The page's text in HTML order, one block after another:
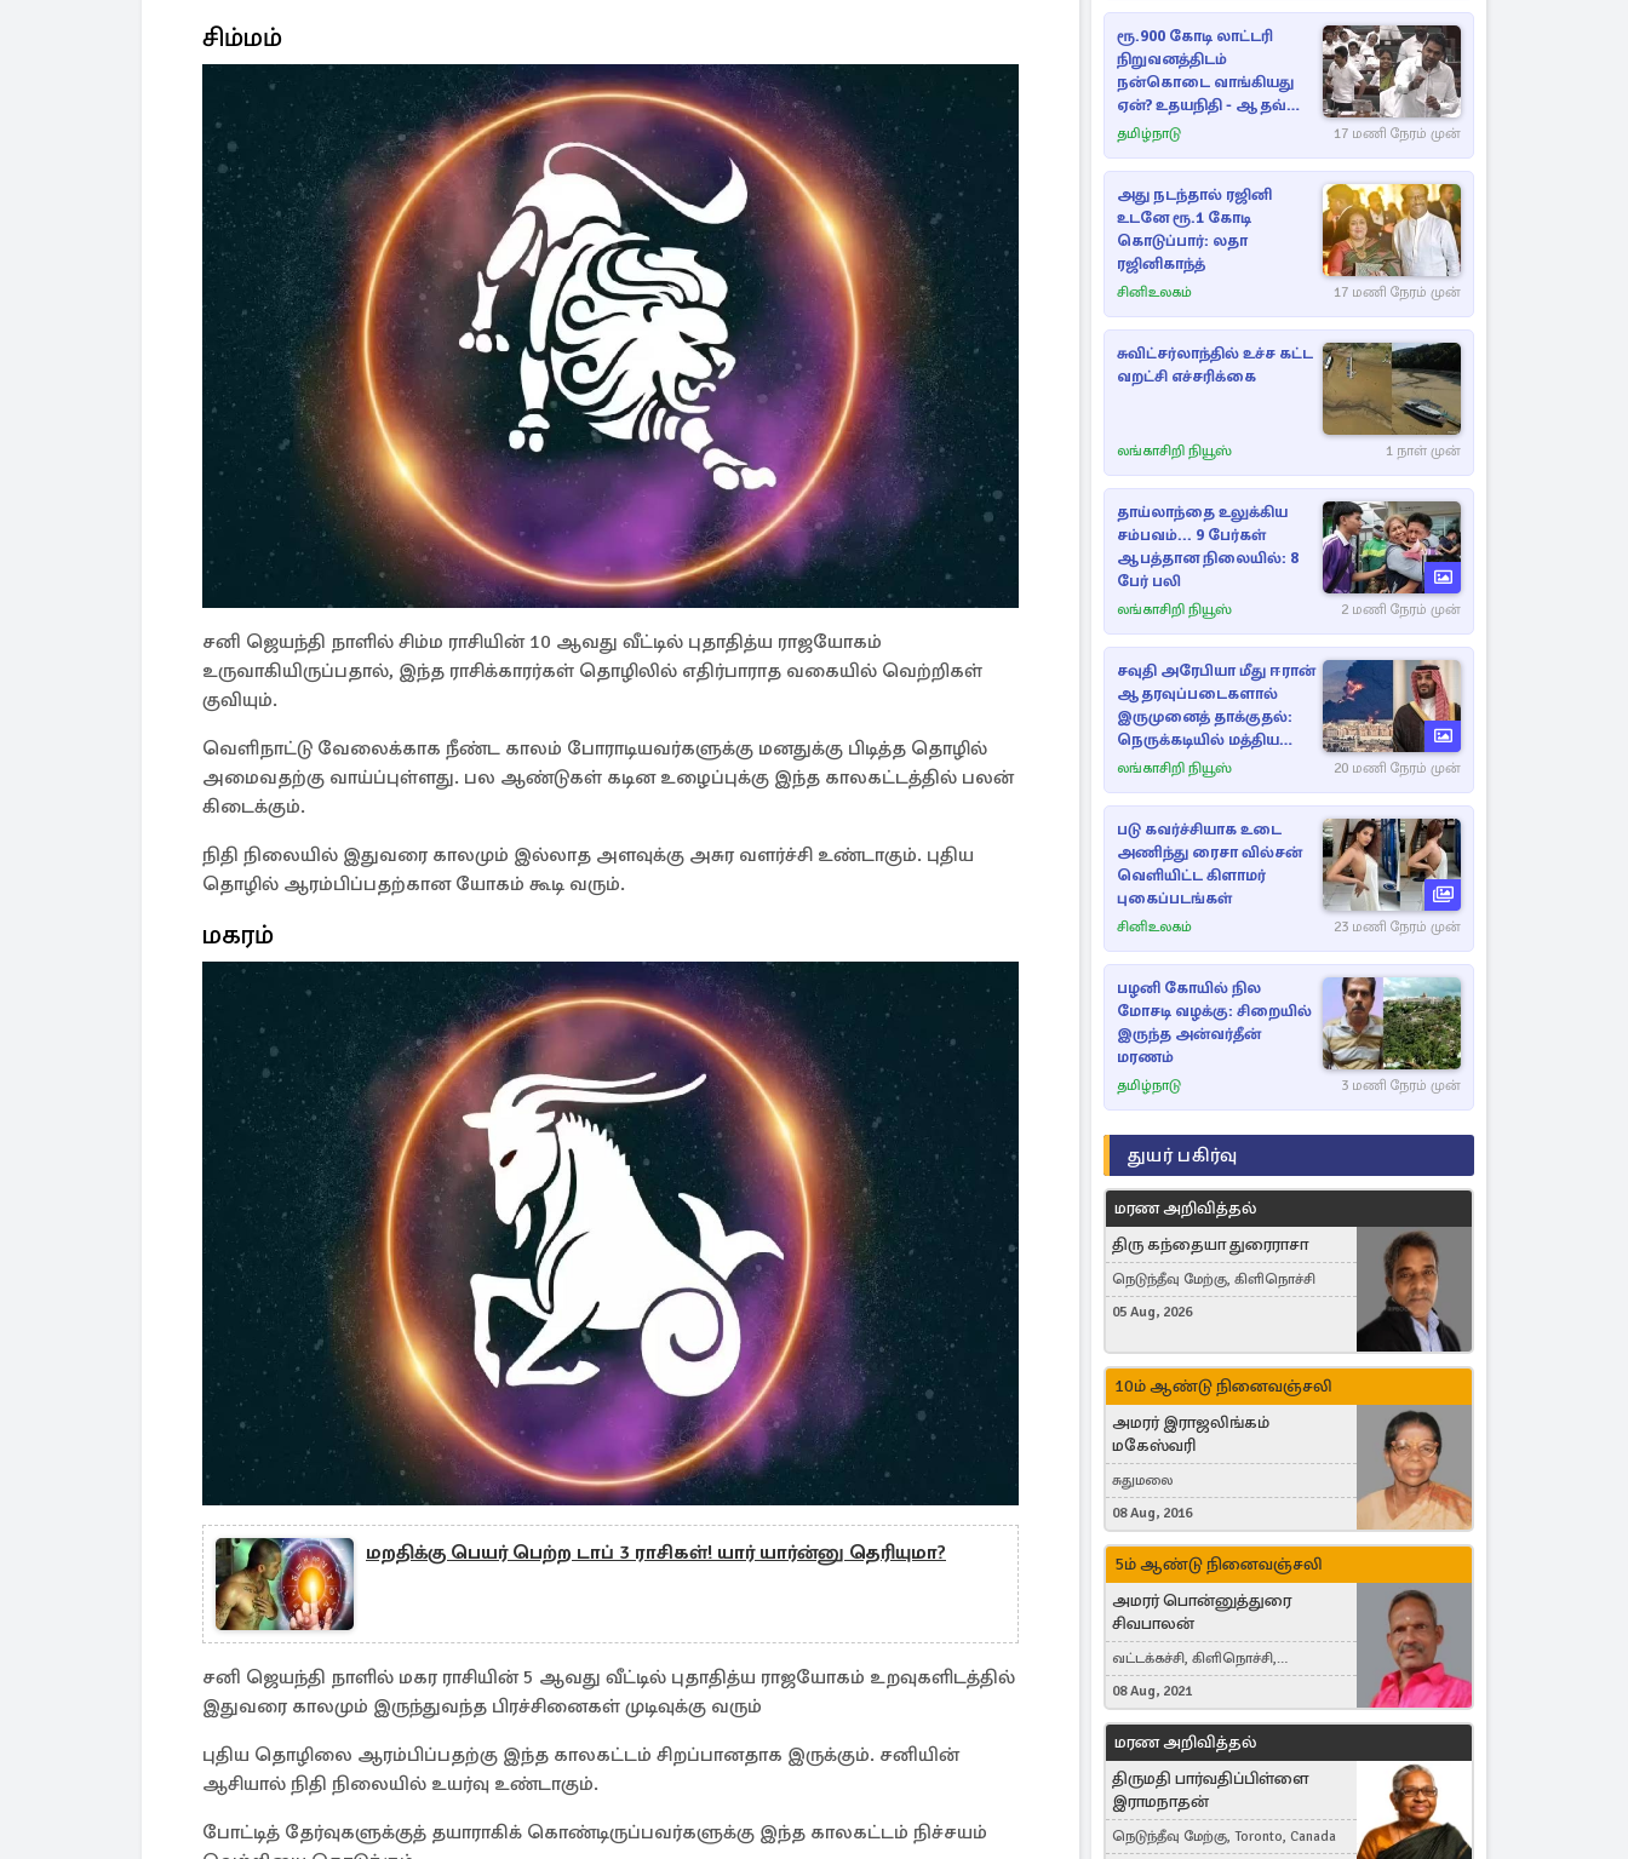
சிம்மம்
சனி ஜெயந்தி நாளில் சிம்ம ராசியின் 10 ஆவது வீட்டில் புதாதித்ய ராஜயோகம்
உருவாகியிருப்பதால், இந்த ராசிக்காரர்கள் தொழிலில் எதிர்பாராத வகையில் வெற்றிகள்
குவியும்.
வெளிநாட்டு வேலைக்காக நீண்ட காலம் போராடியவர்களுக்கு மனதுக்கு பிடித்த தொழில்
அமைவதற்கு வாய்ப்புள்ளது. பல ஆண்டுகள் கடின உழைப்புக்கு இந்த காலகட்டத்தில் பலன்
கிடைக்கும்.
நிதி நிலையில் இதுவரை காலமும் இல்லாத அளவுக்கு அசுர வளர்ச்சி உண்டாகும். புதிய
தொழில் ஆரம்பிப்பதற்கான யோகம் கூடி வரும்.
மகரம்
மறதிக்கு பெயர் பெற்ற டாப் 3 ராசிகள்! யார் யார்ன்னு தெரியுமா?
சனி ஜெயந்தி நாளில் மகர ராசியின் 5 ஆவது வீட்டில் புதாதித்ய ராஜயோகம் உறவுகளிடத்தில்
இதுவரை காலமும் இருந்துவந்த பிரச்சினைகள் முடிவுக்கு வரும்
புதிய தொழிலை ஆரம்பிப்பதற்கு இந்த காலகட்டம் சிறப்பானதாக இருக்கும். சனியின்
ஆசியால் நிதி நிலையில் உயர்வு உண்டாகும்.
போட்டித் தேர்வுகளுக்குத் தயாராகிக் கொண்டிருப்பவர்களுக்கு இந்த காலகட்டம் நிச்சயம்
ரூ.900 கோடி லாட்டரி
நிறுவனத்திடம்
நன்கொடை வாங்கியது
ஏன்? உதயநிதி - ஆதவ்
விவாதம்
தமிழ்நாடு 17 மணி நேரம் முன்
அது நடந்தால் ரஜினி
உடனே ரூ.1 கோடி
கொடுப்பார்: லதா
ரஜினிகாந்த்
சினிஉலகம் 17 மணி நேரம் முன்
சுவிட்சர்லாந்தில் உச்ச கட்ட
வறட்சி எச்சரிக்கை
லங்காசிறி நியூஸ் 1 நாள் முன்
தாய்லாந்தை உலுக்கிய
சம்பவம்... 9 பேர்கள்
ஆபத்தான நிலையில்: 8
பேர் பலி
லங்காசிறி நியூஸ் 2 மணி நேரம் முன்
சவுதி அரேபியா மீது ஈரான்
ஆதரவுப்படைகளால்
இருமுனைத் தாக்குதல்:
நெருக்கடியில் மத்திய
கிழக்கு
லங்காசிறி நியூஸ் 20 மணி நேரம் முன்
படு கவர்ச்சியாக உடை
அணிந்து ரைசா வில்சன்
வெளியிட்ட கிளாமர்
புகைப்படங்கள்
சினிஉலகம் 23 மணி நேரம் முன்
பழனி கோயில் நில
மோசடி வழக்கு: சிறையில்
இருந்த அன்வர்தீன்
மரணம்
தமிழ்நாடு 3 மணி நேரம் முன்
துயர் பகிர்வு
மரண அறிவித்தல்
திரு கந்தையா துரைராசா
நெடுந்தீவு மேற்கு, கிளிநொச்சி
05 Aug, 2026
10ம் ஆண்டு நினைவஞ்சலி
அமரர் இராஜலிங்கம்
மகேஸ்வரி
சுதுமலை
08 Aug, 2016
5ம் ஆண்டு நினைவஞ்சலி
அமரர் பொன்னுத்துரை
சிவபாலன்
வட்டக்கச்சி, கிளிநொச்சி,
வட்டக்கச்சி இராமநாதபுரம்
08 Aug, 2021
மரண அறிவித்தல்
திருமதி பார்வதிப்பிள்ளை
இராமநாதன்
நெடுந்தீவு மேற்கு, Toronto, Canada